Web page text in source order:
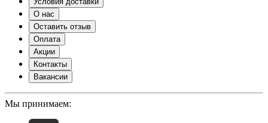
О нас
Оставить отзыв
Оплата
Акции
Контакты
Вакансии
Мы принимаем: